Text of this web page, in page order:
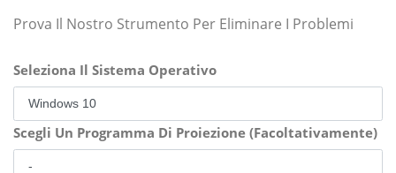
Prova Il Nostro Strumento Per Eliminare I Problemi
Seleziona Il Sistema Operativo
Scegli Un Programma Di Proiezione (Facoltativamente)